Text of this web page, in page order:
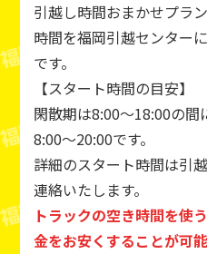
引越し時間おまかせプラ
時間を福岡引越センター
です。
【スタート時間の目安】
閑散期は8:00～18:00の間
8:00～20:00です。
詳細のスタート時間は引
連絡いたします。
トラックの空き時間を使
金をお安くすることが可能